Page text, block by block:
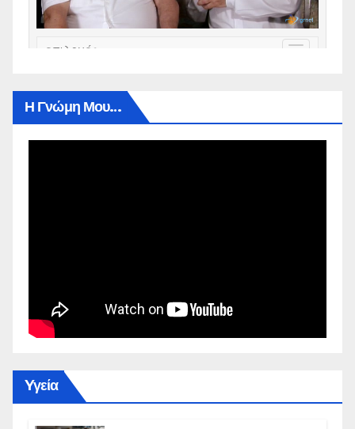
Η Γνώμη Μου…
Yγεία